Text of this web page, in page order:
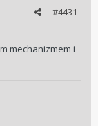
#4431
mechanizmem i